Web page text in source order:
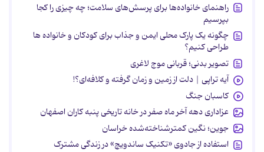
راهنمای خانواده‌ها برای پرسش‌های سلامت؛ چه چیزی را کجا
بپرسیم
چگونه یک پارک محلی ایمن و جذاب برای کودکان و خانواده ها
طراحی کنیم؟
تصویر بدنی؛ قربانی موج لاغری
آیه تراپی | دلت از زمین و زمان گرفته و کلافه‌ای؟!
کاسبان جنگ
عزاداری دهه آخر ماه صفر در خانه تاریخی پنبه کاران اصفهان
جوین؛ نگین کمترشناخته‌شده خراسان
استفاده از جادوی «تکنیک ساندویچ» در زندگی مشترک